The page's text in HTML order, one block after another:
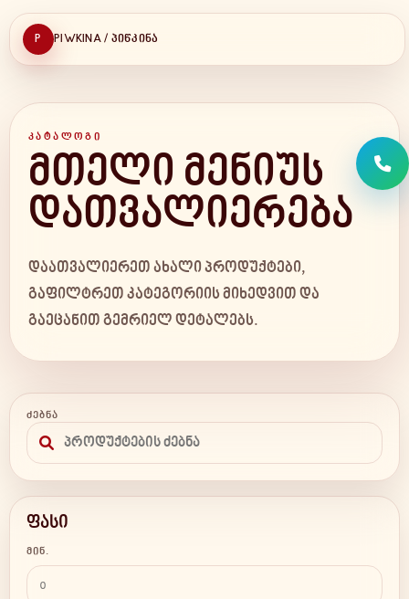
P PIWKINA / ᲞᲘᲬᲙᲘᲜᲐ
ᲙᲐᲢᲐᲚᲝᲒᲘ
მთელი მენიუს
დათვალიერება
დაათვალიერეთ ახალი პროდუქტები,
გაფილტრეთ კატეგორიის მიხედვით და
გაეცანით გემრიელ დეტალებს.
ᲫᲔᲑᲜᲐ
ფასი
ᲛᲘᲜ.